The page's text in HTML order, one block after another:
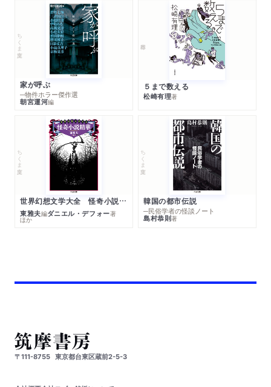
ちくま文庫
家が呼ぶ
─物件ホラー傑作選
朝宮運河編
５まで数える
松崎有理著
ちくま文庫
世界幻想文学大全 怪奇小説精華
東雅夫編ダニエル・デフォー著
ほか
ちくま文庫
韓国の都市伝説
─民俗学者の怪談ノート
島村恭則著
〒111-8755 東京都台東区蔵前2-5-3